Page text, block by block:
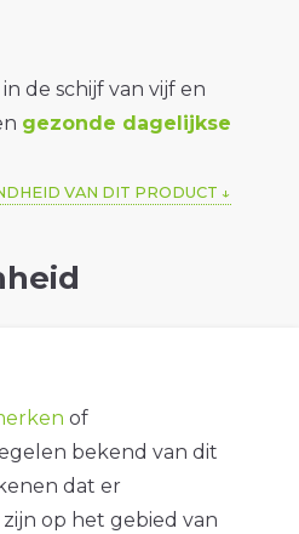
de schijf van vijf en
gezonde dagelijkse
VAN DIT PRODUCT
of
bekend van dit
dat er
op het gebied van